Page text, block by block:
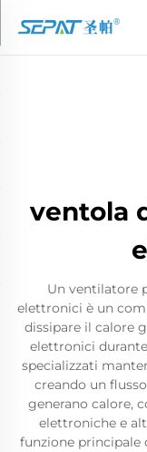
ventola
Un ventilatore
elettronici è un
dissipare il calore
elettronici
specializzati
creando un
generano calore,
elettroniche e
funzione principale